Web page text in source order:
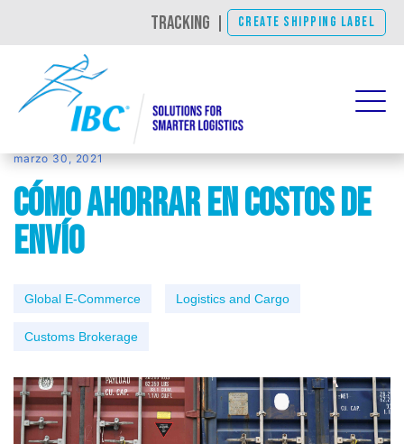
TRACKING CREATE SHIPPING LABEL
marzo 30, 2021
Cómo ahorrar en costos de
envío
Global E-Commerce Logistics and Cargo
Customs Brokerage